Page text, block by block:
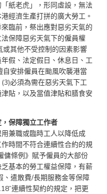
紙老虎」，形同虛設，無法
經濟生產打拼的廣大勞工。
臨前，祭出應對惡劣天氣的
保障惡劣天氣下的僱員權
其他不受控制的因素影響
假、法定假日、休息日、工
安排僱員在颱風吹襲港當
必須為需在惡劣天氣下工
貼，以及當值津貼和膳食安
保障獨立工作者
兼職或臨時工人以降低成
時間不符合連續性合約的規
傭條例》賦予僱員的大部份
基本的勞工權益保障，有薪
遣散費/長期服務金等保障
連續性契約的規定，把更